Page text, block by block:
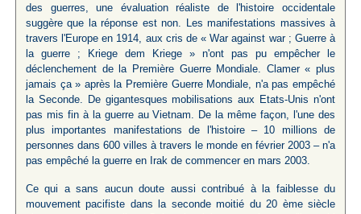
des guerres, une évaluation réaliste de l'histoire occidentale
suggère que la réponse est non. Les manifestations massives à
travers l'Europe en 1914, aux cris de « War against war ; Guerre à
la guerre ; Kriege dem Kriege » n'ont pas pu empêcher le
déclenchement de la Première Guerre Mondiale. Clamer « plus
jamais ça » après la Première Guerre Mondiale, n'a pas empêché
la Seconde. De gigantesques mobilisations aux Etats-Unis n'ont
pas mis fin à la guerre au Vietnam. De la même façon, l'une des
plus importantes manifestations de l'histoire – 10 millions de
personnes dans 600 villes à travers le monde en février 2003 – n'a
pas empêché la guerre en Irak de commencer en mars 2003.
Ce qui a sans aucun doute aussi contribué à la faiblesse du
mouvement pacifiste dans la seconde moitié du 20 ème siècle